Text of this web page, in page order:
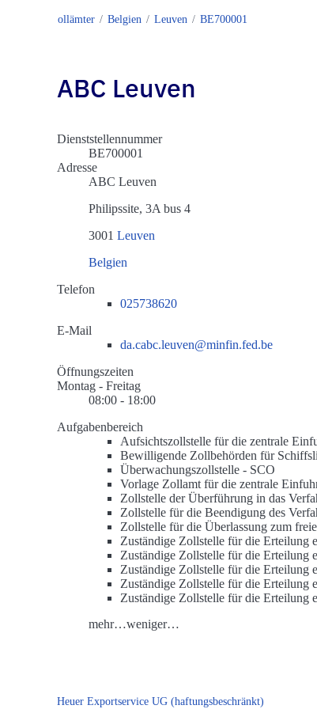
Zollämter Belgien Leuven BE700001
ABC Leuven
Dienststellennummer
BE700001
Adresse
ABC Leuven
Philipssite, 3A bus 4
3001 Leuven
Belgien
Telefon
025738620
E-Mail
da.cabc.leuven@minfin.fed.be
Öffnungszeiten
Montag - Freitag
08:00 - 18:00
Aufgabenbereich
Aufsichtszollstelle für die zentrale
Bewilligende Zollbehörden für
Überwachungszollstelle - SCO
Vorlage Zollamt für die zentrale
Zollstelle der Überführung in das
Zollstelle für die Beendigung des
Zollstelle für die Überlassung zum
Zuständige Zollstelle für die Erteilung
Zuständige Zollstelle für die Erteilung
Zuständige Zollstelle für die Erteilung
Zuständige Zollstelle für die Erteilung
Zuständige Zollstelle für die Erteilung
mehr…weniger…
Heuer Exportservice UG (haftungsbeschränkt)